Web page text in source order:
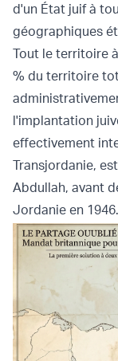
d'un État juif à
géographiques
Tout le territoire
% du territoire
l'implantation
effectivement
Transjordanie,
Abdullah, avant
Jordanie en 1946.